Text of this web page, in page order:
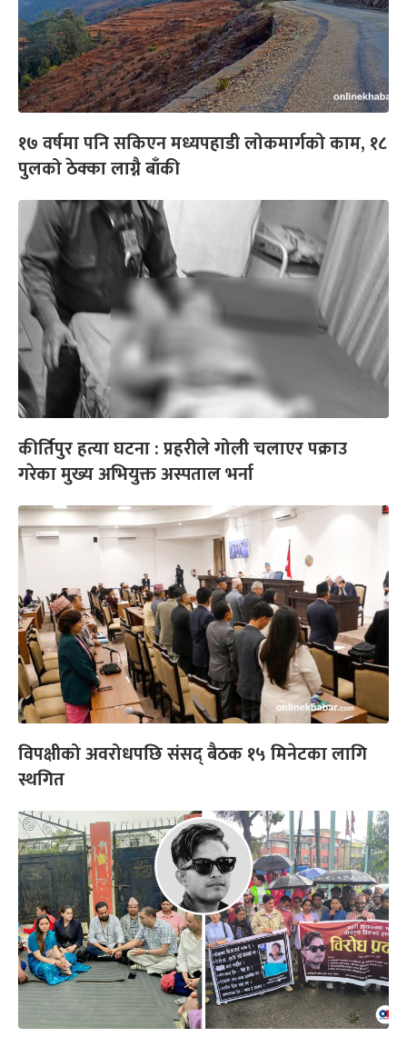
१७ वर्षमा पनि सकिएन मध्यपहाडी लोकमार्गको काम, १८
पुलको ठेक्का लाग्नै बाँकी
कीर्तिपुर हत्या घटना : प्रहरीले गोली चलाएर पक्राउ
गरेका मुख्य अभियुक्त अस्पताल भर्ना
विपक्षीको अवरोधपछि संसद् बैठक १५ मिनेटका लागि
स्थगित